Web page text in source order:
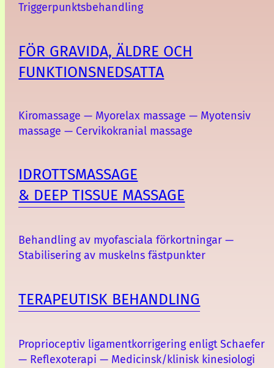
Triggerpunktsbehandling
FÖR GRAVIDA, ÄLDRE OCH
FUNKTIONSNEDSATTA
Kiromassage — Myorelax massage — Myotensiv
massage — Cervikokranial massage
IDROTTSMASSAGE
& DEEP TISSUE MASSAGE
Behandling av myofasciala förkortningar —
Stabilisering av muskelns fästpunkter
TERAPEUTISK BEHANDLING
Proprioceptiv ligamentkorrigering enligt Schaefer
— Reflexoterapi — Medicinsk/klinisk kinesiologi